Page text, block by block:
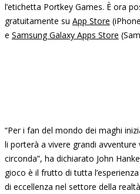
l’etichetta Portkey Games. È ora
gratuitamente su App Store
e Samsung Galaxy Apps Store
“Per i fan del mondo dei maghi
li porterà a vivere grandi
circonda”, ha dichiarato John
gioco è il frutto di tutta
di eccellenza nel settore della